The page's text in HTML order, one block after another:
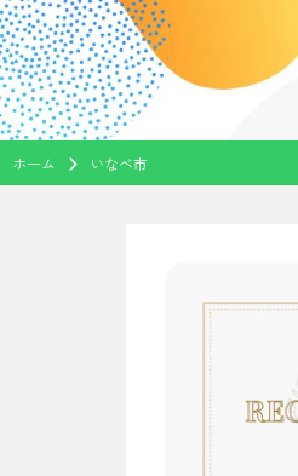
ホーム いなべ市